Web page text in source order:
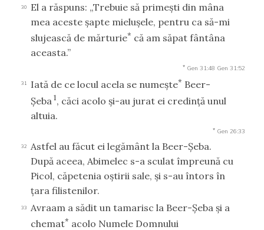
30
El a răspuns: „Trebuie să primeşti din mâna
mea aceste şapte mieluşele, pentru ca să-mi
slujească de mărturie* că am săpat fântâna
aceasta.”
* Gen 31:48 Gen 31:52
31 Iată de ce locul acela se numeşte* Beer-
Şeba 1, căci acolo şi-au jurat ei credinţă unul
altuia.
* Gen 26:33
32
Astfel au făcut ei legământ la Beer-Şeba.
După aceea, Abimelec s-a sculat împreună cu
Picol, căpetenia oştirii sale, şi s-au întors în
ţara filistenilor.
33
Avraam a sădit un tamarisc la Beer-Şeba şi a
chemat* acolo Numele Domnului